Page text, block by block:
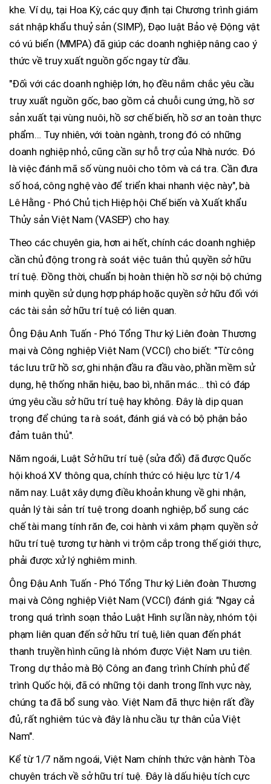
khe. Ví dụ, tại Hoa Kỳ, các quy định tại Chương trình giám
sát nhập khẩu thuỷ sản (SIMP), Đạo luật Bảo vệ Động vật
có vú biển (MMPA) đã giúp các doanh nghiệp nâng cao ý
thức về truy xuất nguồn gốc ngay từ đầu.
"Đối với các doanh nghiệp lớn, họ đều nắm chắc yêu cầu
truy xuất nguồn gốc, bao gồm cả chuỗi cung ứng, hồ sơ
sản xuất tại vùng nuôi, hồ sơ chế biến, hồ sơ an toàn thực
phẩm… Tuy nhiên, với toàn ngành, trong đó có những
doanh nghiệp nhỏ, cũng cần sự hỗ trợ của Nhà nước. Đó
là việc đánh mã số vùng nuôi cho tôm và cá tra. Cần đưa
số hoá, công nghệ vào để triển khai nhanh việc này", bà
Lê Hằng - Phó Chủ tịch Hiệp hội Chế biến và Xuất khẩu
Thủy sản Việt Nam (VASEP) cho hay.
Theo các chuyên gia, hơn ai hết, chính các doanh nghiệp
cần chủ động trong rà soát việc tuân thủ quyền sở hữu
trí tuệ. Đồng thời, chuẩn bị hoàn thiện hồ sơ nội bộ chứng
minh quyền sử dụng hợp pháp hoặc quyền sở hữu đối với
các tài sản sở hữu trí tuệ có liên quan.
Ông Đậu Anh Tuấn - Phó Tổng Thư ký Liên đoàn Thương
mại và Công nghiệp Việt Nam (VCCI) cho biết: "Từ công
tác lưu trữ hồ sơ, ghi nhận đầu ra đầu vào, phần mềm sử
dụng, hệ thống nhãn hiệu, bao bì, nhãn mác… thì có đáp
ứng yêu cầu sở hữu trí tuệ hay không. Đây là dịp quan
trọng để chúng ta rà soát, đánh giá và có bộ phận bảo
đảm tuân thủ".
Năm ngoái, Luật Sở hữu trí tuệ (sửa đổi) đã được Quốc
hội khoá XV thông qua, chính thức có hiệu lực từ 1/4
năm nay. Luật xây dựng điều khoản khung về ghi nhận,
quản lý tài sản trí tuệ trong doanh nghiệp, bổ sung các
chế tài mang tính răn đe, coi hành vi xâm phạm quyền sở
hữu trí tuệ tương tự hành vi trộm cắp trong thế giới thực,
phải được xử lý nghiêm minh.
Ông Đậu Anh Tuấn - Phó Tổng Thư ký Liên đoàn Thương
mại và Công nghiệp Việt Nam (VCCI) đánh giá: "Ngay cả
trong quá trình soạn thảo Luật Hình sự lần này, nhóm tội
phạm liên quan đến sở hữu trí tuệ, liên quan đến phát
thanh truyền hình cũng là nhóm được Việt Nam ưu tiên.
Trong dự thảo mà Bộ Công an đang trình Chính phủ để
trình Quốc hội, đã có những tội danh trong lĩnh vực này,
chúng ta đã bổ sung vào. Việt Nam đã thực hiện rất đầy
đủ, rất nghiêm túc và đây là nhu cầu tự thân của Việt
Nam".
Kể từ 1/7 năm ngoái, Việt Nam chính thức vận hành Tòa
chuyên trách về sở hữu trí tuệ. Đây là dấu hiệu tích cực